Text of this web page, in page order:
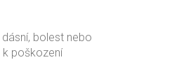
bolest nebo
k poškození